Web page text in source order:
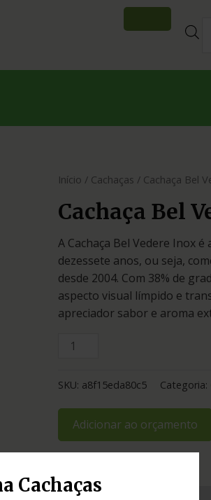
Cachaças
Início / Cachaças / Cachaça Bel
Cachaça Bel
A Cachaça Bel Vedere Inox
dezessete anos, ou seja,
desde 2004. Com 38% de
aspecto visual límpido e
apreciador sabor e aroma
SKU: a8f15eda80c5 Categoria:
Adicionar ao orçamento